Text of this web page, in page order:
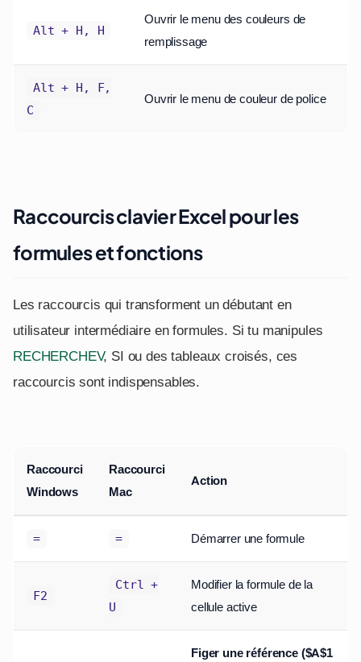
Alt + H, H
Ouvrir le menu des couleurs de
remplissage
Alt + H, F,
C
Ouvrir le menu de couleur de police
Raccourcis clavier Excel pour les
formules et fonctions
Les raccourcis qui transforment un débutant en
utilisateur intermédiaire en formules. Si tu manipules
RECHERCHEV, SI ou des tableaux croisés, ces
raccourcis sont indispensables.
Raccourci
Windows
Raccourci
Mac
Action
= = Démarrer une formule
F2
Ctrl +
U
Modifier la formule de la
cellule active
Figer une référence ($A$1